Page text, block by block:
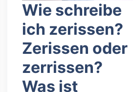
Wie schreibe
ich zerissen?
Zerissen oder
zerrissen?
Was ist